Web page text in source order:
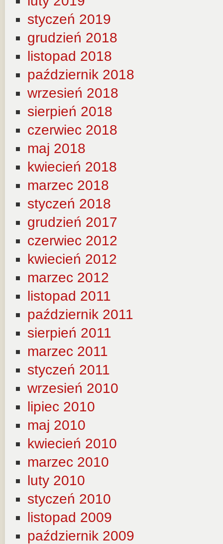
styczeń 2019
grudzień 2018
listopad 2018
październik 2018
wrzesień 2018
sierpień 2018
czerwiec 2018
maj 2018
kwiecień 2018
marzec 2018
styczeń 2018
grudzień 2017
czerwiec 2012
kwiecień 2012
marzec 2012
listopad 2011
październik 2011
sierpień 2011
marzec 2011
styczeń 2011
wrzesień 2010
lipiec 2010
maj 2010
kwiecień 2010
marzec 2010
luty 2010
styczeń 2010
listopad 2009
październik 2009